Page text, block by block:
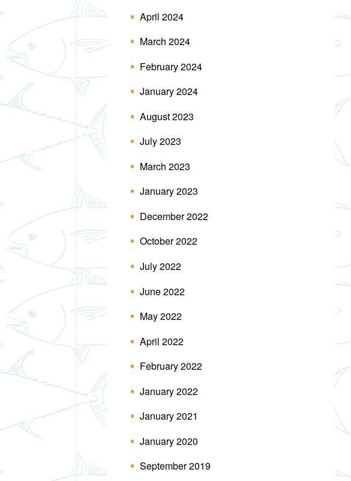
April 2024
March 2024
February 2024
January 2024
August 2023
July 2023
March 2023
January 2023
December 2022
October 2022
July 2022
June 2022
May 2022
April 2022
February 2022
January 2022
January 2021
January 2020
September 2019